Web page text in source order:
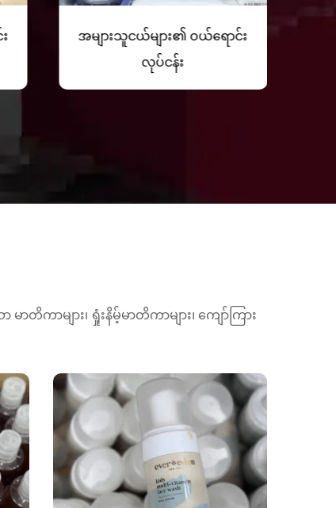
အများသူငယ်များ၏ ဝယ်ရောင်း
လုပ်ငန်း
ကာများ၊ ရှုံးနိမ့်မာတိကာများ၊ ကျော်ကြား